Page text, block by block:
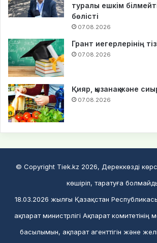
туралы ешкім
бөлісті
07.08.2026
Грант иегерлерінің
07.08.2026
Қияр, қызанақ және
07.08.2026
© Copyright Tiek.kz 2026, Дереккөзді
көшіріп, таратуға
18.03.2026 жылғы Қазақстан
ақпарат министрлігі Ақпарат комитетінің
басылымын, ақпарат агенттігін және